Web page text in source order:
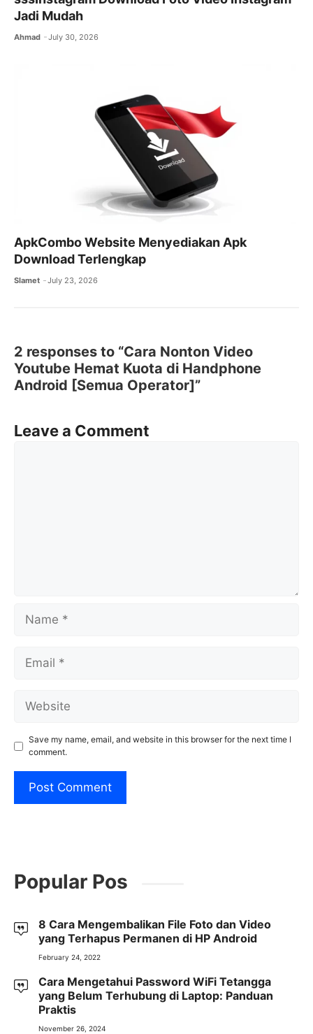
Jadi Mudah
Ahmad July 30, 2026
ApkCombo Website Menyediakan Apk
Download Terlengkap
Slamet July 23, 2026
2 responses to “Cara Nonton Video
Youtube Hemat Kuota di Handphone
Android [Semua Operator]”
Leave a Comment
Name
Email
Website
Save my name, email, and website in this browser for the next time I
comment.
Popular Pos
8 Cara Mengembalikan File Foto dan Video
yang Terhapus Permanen di HP Android
February 24, 2022
Cara Mengetahui Password WiFi Tetangga
yang Belum Terhubung di Laptop: Panduan
Praktis
November 26, 2024